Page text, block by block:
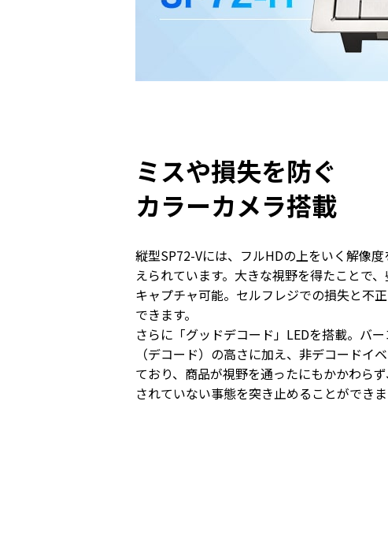
ミスや損失を防ぐ
カラーカメラ搭載
縦型SP72-Vには、フルHDの上をいく解像
えられています。大きな視野を得たことで
キャプチャ可能。セルフレジでの損失と不
できます。
さらに「グッドデコード」LEDを搭載。バ
（デコード）の高さに加え、非デコードイ
ており、商品が視野を通ったにもかかわら
されていない事態を突き止めることができま